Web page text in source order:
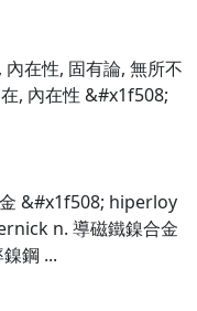
在性, 固有論, 無所不
, 內在性 &#x1f508;
&#x1f508; hiperloy
n. 導磁鐵鎳合金
鋼 ...